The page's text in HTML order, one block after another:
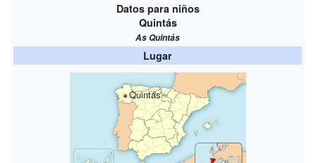
Datos para niños
Quintás
As Quintás
Lugar
Quintás